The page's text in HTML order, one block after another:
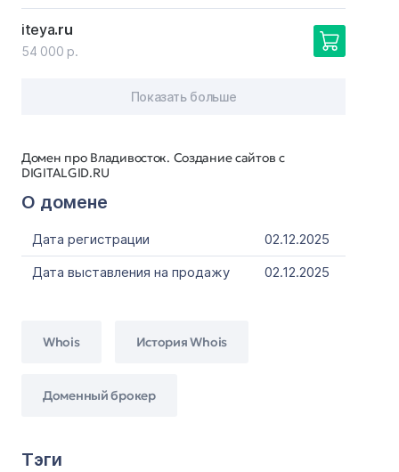
Домен про Владивосток. Создание сайтов с
DIGITALGID.RU
О домене
Дата регистрации
02.12.2025
Дата выставления на продажу
02.12.2025
Whois История Whois
Доменный брокер
Тэги
iteya.ru
54 000 р.
Показать больше